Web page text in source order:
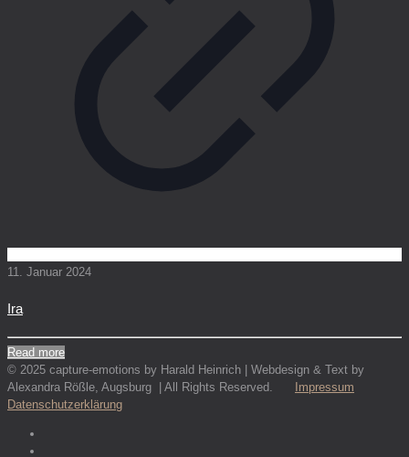
11. Januar 2024
Ira
Read more
© 2025 capture-emotions by Harald Heinrich | Webdesign & Text by
Alexandra Rößle, Augsburg | All Rights Reserved.
Impressum
Datenschutzerklärung